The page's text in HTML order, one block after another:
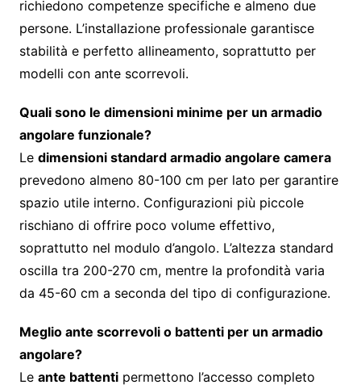
richiedono competenze specifiche e almeno due
persone. L’installazione professionale garantisce
stabilità e perfetto allineamento, soprattutto per
modelli con ante scorrevoli.
Quali sono le dimensioni minime per un armadio
angolare funzionale?
Le dimensioni standard armadio angolare camera
prevedono almeno 80-100 cm per lato per garantire
spazio utile interno. Configurazioni più piccole
rischiano di offrire poco volume effettivo,
soprattutto nel modulo d’angolo. L’altezza standard
oscilla tra 200-270 cm, mentre la profondità varia
da 45-60 cm a seconda del tipo di configurazione.
Meglio ante scorrevoli o battenti per un armadio
angolare?
Le ante battentipermettono l’accesso completo